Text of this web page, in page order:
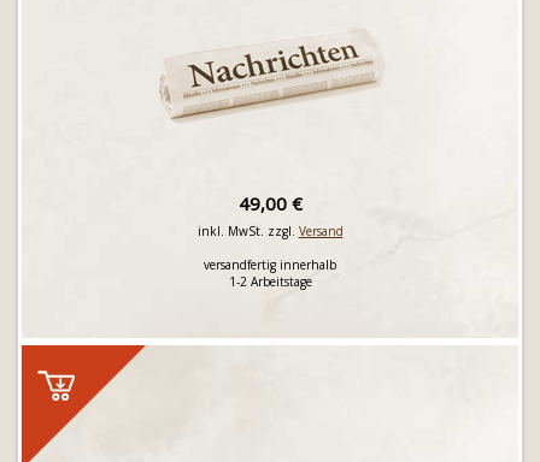
49,00 €
inkl. MwSt. zzgl. Versand
versandfertig innerhalb
1-2 Arbeitstage